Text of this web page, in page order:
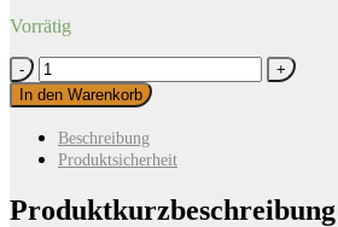
Vorrätig
Futaba
T26SZ
mit
R7208SB
Menge
In den Warenkorb
Beschreibung
Produktsicherheit
Produktkurzbeschreibung